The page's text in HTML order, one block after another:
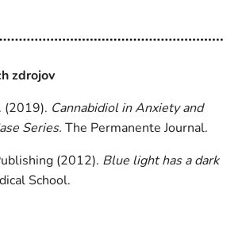
zdrojov
(2019). Cannabidiol in Anxiety and
Series. The Permanente Journal.
(2012). Blue light has a dark
School.